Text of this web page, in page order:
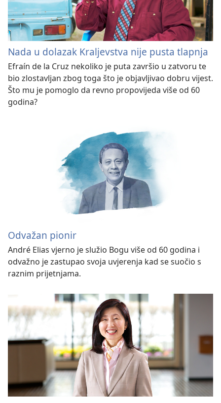
Nada u dolazak Kraljevstva nije pusta tlapnja
Efraín de la Cruz nekoliko je puta završio u zatvoru te
bio zlostavljan zbog toga što je objavljivao dobru vijest.
Što mu je pomoglo da revno propovijeda više od 60
godina?
Odvažan pionir
André Elias vjerno je služio Bogu više od 60 godina i
odvažno je zastupao svoja uvjerenja kad se suočio s
raznim prijetnjama.